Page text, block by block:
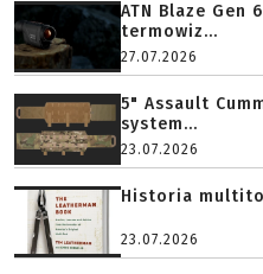
ATN Blaze Gen
termowiz...
27.07.2026
5" Assault
system...
23.07.2026
Historia
23.07.2026